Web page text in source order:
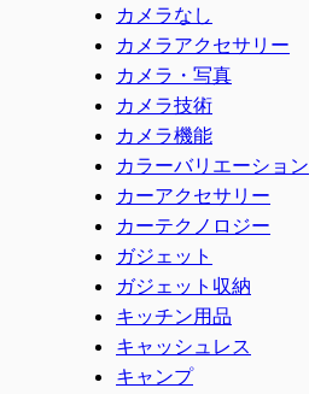
カメラなし
カメラアクセサリー
カメラ・写真
カメラ技術
カメラ機能
カラーバリエーション
カーアクセサリー
カーテクノロジー
ガジェット
ガジェット収納
キッチン用品
キャッシュレス
キャンプ